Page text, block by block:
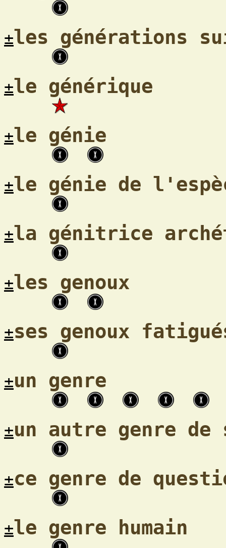
±les générations
±le générique
±le génie
±le génie de
±la génitrice
±les genoux
±ses genoux
±un genre
±un autre genre de
±ce genre de
±le genre humain